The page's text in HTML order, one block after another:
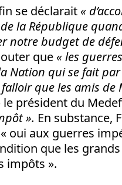
se déclarait «
la République
notre budget de
que « les
Nation qui se fait
falloir que les amis de
le président du
». En substance,
oui aux guerres
que les
impôts ».